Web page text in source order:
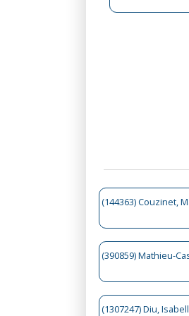
(144363) Couzinet,
(390859) Mathieu-
(1307247) Diu,